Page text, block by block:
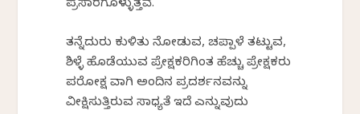
ಪ್ರಸಾರಗೊಳ್ಳುತ್ತವೆ.
ತನ್ನೆದುರು ಕುಳಿತು ನೋಡುವ, ಚಪ್ಪಾಳೆ ತಟ್ಟುವ,
ಶಿಳ್ಳೆ ಹೊಡೆಯುವ ಪ್ರೇಕ್ಷಕರಿಗಿಂತ ಹೆಚ್ಚು ಪ್ರೇಕ್ಷಕರು
ಪರೋಕ್ಷ ವಾಗಿ ಅಂದಿನ ಪ್ರದರ್ಶನವನ್ನು
ವೀಕ್ಷಿಸುತ್ತಿರುವ ಸಾಧ್ಯತೆ ಇದೆ ಎನ್ನುವುದು